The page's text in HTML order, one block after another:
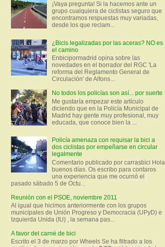
¡Vaya pregunta! Si la hacemos ante un
grupo cualquiera de ciclistas seguro que
encontramos respuestas muy variadas,
desde los que reclam...
¿Bicis legalizadas por las aceras? NO es
el camino
Enbicipormadrid opina sobre las
novedades en el borrador del RGC 'La
reforma del Reglamento General de
Circulación' de Alfons...
No todos los policías son así... por suerte
Me gustaría empezar este artículo
diciendo que en la Policía Municipal de
Madrid hay gente muy profesional, muy
educada, que conoce bien la ...
Policía amenaza con requisar la bici a
dos ciclistas por empeñarse en circular
legalmente
Comentario publicado por carrasbici Hola
buenos días. Os escribo para contaros
una experiencia que me ocurrió el
pasado sábado 5 de Octu...
Reunión con el PSOE, noviembre 2011
Al igual que hicimos anteriormente con los grupos
municipales de Unión Progreso y Democracia (UPyD) e
Izquierda Unida (IU) , la semana pas...
A favor del carné de bici
Escrito el 3 de marzo por Wheels Se ha filtrado a los